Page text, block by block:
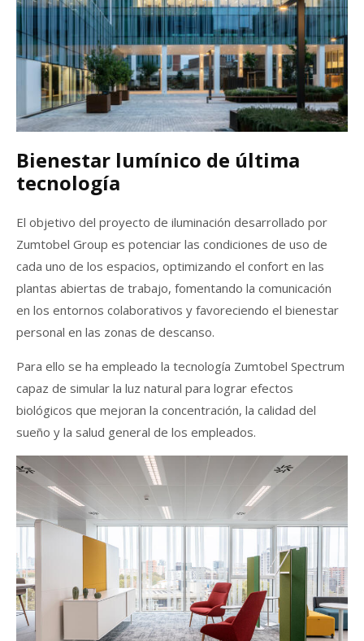
Bienestar lumínico de última
tecnología
El objetivo del proyecto de iluminación desarrollado por
Zumtobel Group es potenciar las condiciones de uso de
cada uno de los espacios, optimizando el confort en las
plantas abiertas de trabajo, fomentando la comunicación
en los entornos colaborativos y favoreciendo el bienestar
personal en las zonas de descanso.
Para ello se ha empleado la tecnología Zumtobel Spectrum
capaz de simular la luz natural para lograr efectos
biológicos que mejoran la concentración, la calidad del
sueño y la salud general de los empleados.